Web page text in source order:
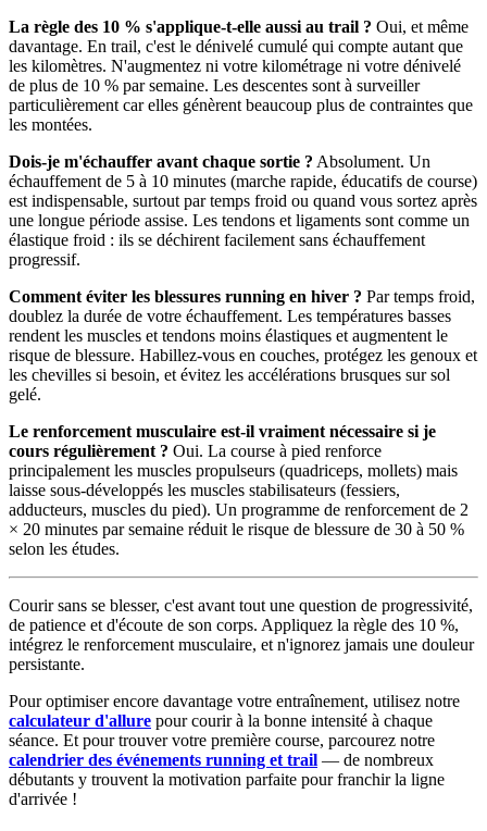
La règle des 10 % s'applique-t-elle aussi au trail ? Oui, et même
davantage. En trail, c'est le dénivelé cumulé qui compte autant que
les kilomètres. N'augmentez ni votre kilométrage ni votre dénivelé
de plus de 10 % par semaine. Les descentes sont à surveiller
particulièrement car elles génèrent beaucoup plus de contraintes que
les montées.
Dois-je m'échauffer avant chaque sortie ? Absolument. Un
échauffement de 5 à 10 minutes (marche rapide, éducatifs de course)
est indispensable, surtout par temps froid ou quand vous sortez après
une longue période assise. Les tendons et ligaments sont comme un
élastique froid : ils se déchirent facilement sans échauffement
progressif.
Comment éviter les blessures running en hiver ? Par temps froid,
doublez la durée de votre échauffement. Les températures basses
rendent les muscles et tendons moins élastiques et augmentent le
risque de blessure. Habillez-vous en couches, protégez les genoux et
les chevilles si besoin, et évitez les accélérations brusques sur sol
gelé.
Le renforcement musculaire est-il vraiment nécessaire si je
cours régulièrement ? Oui. La course à pied renforce
principalement les muscles propulseurs (quadriceps, mollets) mais
laisse sous-développés les muscles stabilisateurs (fessiers,
adducteurs, muscles du pied). Un programme de renforcement de 2
× 20 minutes par semaine réduit le risque de blessure de 30 à 50 %
selon les études.
Courir sans se blesser, c'est avant tout une question de progressivité,
de patience et d'écoute de son corps. Appliquez la règle des 10 %,
intégrez le renforcement musculaire, et n'ignorez jamais une douleur
persistante.
Pour optimiser encore davantage votre entraînement, utilisez notre
calculateur d'allure pour courir à la bonne intensité à chaque
séance. Et pour trouver votre première course, parcourez notre
calendrier des événements running et trail — de nombreux
débutants y trouvent la motivation parfaite pour franchir la ligne
d'arrivée !